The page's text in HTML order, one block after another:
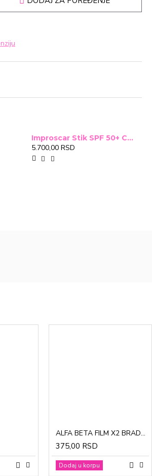
Improscar Stik SPF 50+ Conceal 6,9g (tonirani)
5.700,00 RSD
Mustela Cold krema za lice 40ml
1.370,00 RSD
Dodaj u korpu
ALFA BETA FILM X2 BRADAVICE, KURJE OKO 15ml
375,00 RSD
Dodaj u korpu